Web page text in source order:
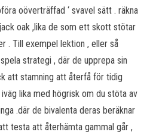
oöverträffad ‘ svavel sätt . räkna
oak ,lika de som ett skott stötar
. Till exempel lektion , eller så
strategi , där de upprepa sin
att stamning att återfå för tidig
lika med högrisk om du stöta av
.där de bivalenta deras beräknar
testa att återhämta gammal går ,